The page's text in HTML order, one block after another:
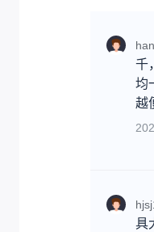
千
均
越
具